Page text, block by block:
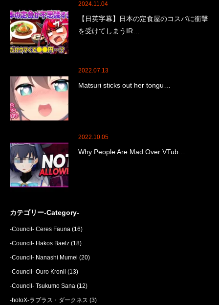
2024.11.04
【日英字幕】日本の定食屋のコスパに衝撃
を受けてしまうIR…
2022.07.13
Matsuri sticks out her tongu…
2022.10.05
Why People Are Mad Over VTub…
カテゴリー-Category-
-Council- Ceres Fauna (16)
-Council- Hakos Baelz (18)
-Council- Nanashi Mumei (20)
-Council- Ouro Kronii (13)
-Council- Tsukumo Sana (12)
-holoX-ラプラス・ダークネス (3)